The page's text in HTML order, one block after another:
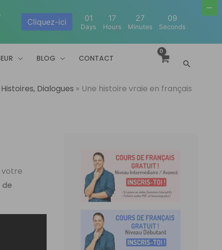
BLOG
CONTACT
Dialogues Une histoire vraie en français
votre
Cliquez-ici 01
Days
17
Hours
27
Minutes
08
Seconds